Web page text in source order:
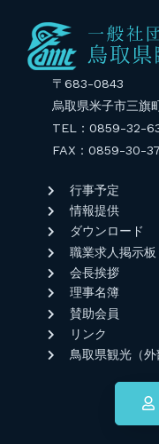
〒683-0843
烏取県米子市三旗
TEL：0859-32-
FAX：0859-30-
行事予定
情報提供
ダウンロード
職業求人掲示板
会長挨拶
理事名簿
賛助会員
リンク
鳥取県観光（外